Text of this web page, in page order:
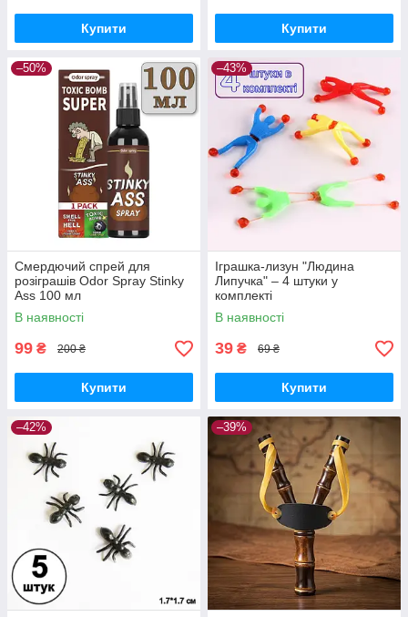
Купити Купити
–50%
Смердючий спрей для
розіграшів Odor Spray Stinky
Ass 100 мл
В наявності
99 ₴ 200 ₴
Купити
–43%
Іграшка-лизун "Людина
Липучка" – 4 штуки у
комплекті
В наявності
39 ₴ 69 ₴
Купити
–42% –39%